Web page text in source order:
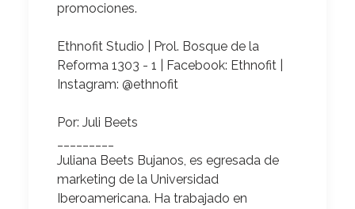
promociones.
Ethnofit Studio | Prol. Bosque de la
Reforma 1303 - 1
| Facebook: Ethnofit |
Instagram: @ethnofit
Por: Juli Beets
Juliana Beets Bujanos, es egresada de
marketing de la Universidad
Iberoamericana. Ha trabajado en